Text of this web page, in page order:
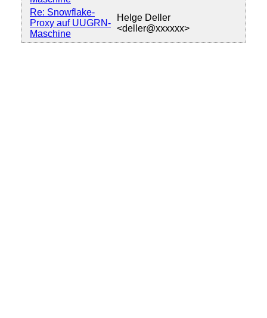
Re: Snowflake-
Proxy auf UUGRN-
Maschine
Helge Deller
<deller@xxxxxx>